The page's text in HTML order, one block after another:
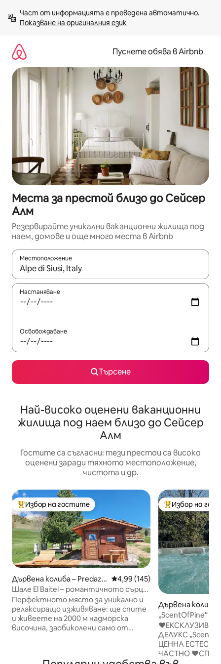
към
съдържанието
Показване на оригиналния език
Пуснете обява в Airbnb
Места за престой близо до Сейсер
Алм
Резервирайте уникални ваканционни жилища под
наем, домове и още много места в Airbnb
Местоположение
Когато резултатите се покажат, използвайте
Настаняване
Освобождаване
Търсене
Най-високо оценени ваканционни
жилища под наем близо до Сейсер
Алм
Гостите са съгласни: тези престои са високо
оценени заради тяхното местоположение,
чистота и др.
Най-популярен избор на гостите
Избор на гостите
Дървена колиба – Predazz
o
Средна оценка: 4,99 от 5,
4,99 (145)
Шале El Baitel – романтичното сърце
на Алпе Лусия
Перфектното място за уникално и
релаксиращо изживяване: ще спите
и живеете на 2000 м надморска
височина, заобиколени само от
Най-популярен
Избор на
Дървена колиба
te
„ScentOfPine“
хидромасажна
ДЕЛУКС
ЦЕННА
ЧАСТНО ♥️СПА